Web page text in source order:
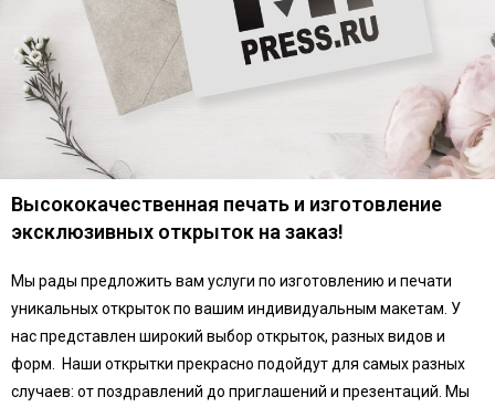
Высококачественная печать и изготовление
эксклюзивных открыток на заказ!
Мы рады предложить вам услуги по изготовлению и печати
уникальных открыток по вашим индивидуальным макетам. У
нас представлен широкий выбор открыток, разных видов и
форм. Наши открытки прекрасно подойдут для самых разных
случаев: от поздравлений до приглашений и презентаций. Мы